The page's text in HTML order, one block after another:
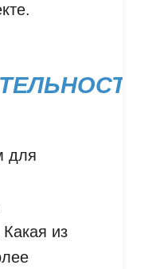
для
из